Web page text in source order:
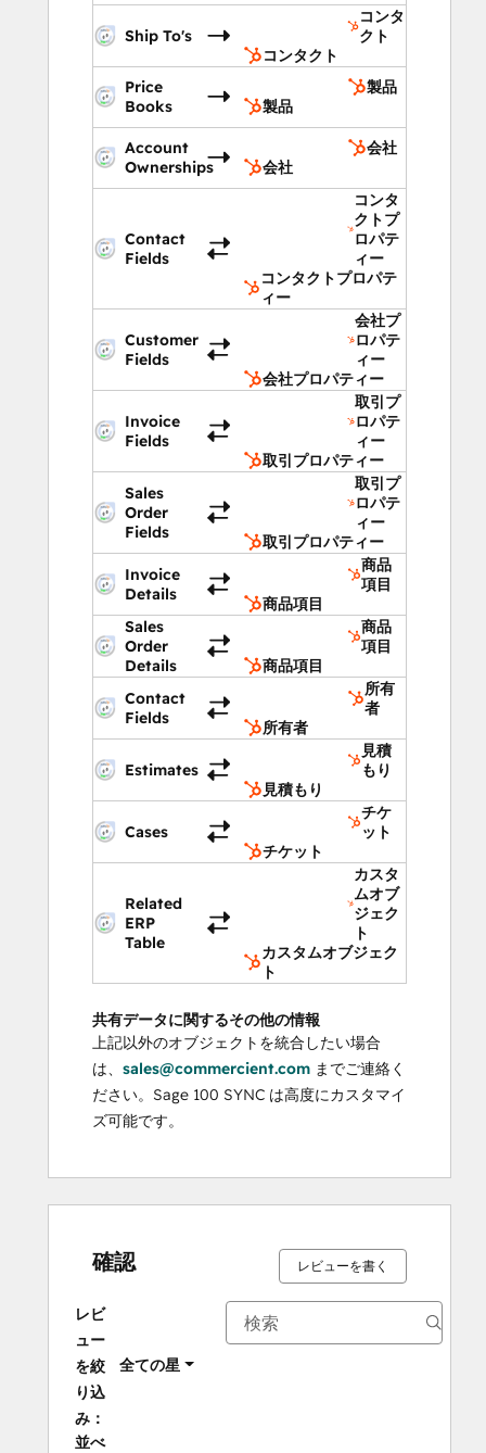
Ship To's
コンタ
クト
コンタクト
Price
Books
製品
製品
Account
Ownerships
会社
会社
Contact
Fields
コンタ
クトプ
ロパテ
ィー
コンタクトプロパテ
ィー
Customer
Fields
会社プ
ロパテ
ィー
会社プロパティー
Invoice
Fields
取引プ
ロパテ
ィー
取引プロパティー
Sales
Order
Fields
取引プ
ロパテ
ィー
取引プロパティー
Invoice
Details
商品
項目
商品項目
Sales
Order
Details
商品
項目
商品項目
Contact
Fields
所有
者
所有者
Estimates
見積
もり
見積もり
Cases
チケ
ット
チケット
Related
ERP
Table
カスタ
ムオブ
ジェク
ト
カスタムオブジェク
ト
共有データに関するその他の情報
上記以外のオブジェクトを統合したい場合
は、 sales@commercient.com までご連絡く
ださい。Sage 100 SYNC は高度にカスタマイ
ズ可能です。
確認 レビューを書く
レビ
ュー
を絞
り込
み：
全ての星
並べ